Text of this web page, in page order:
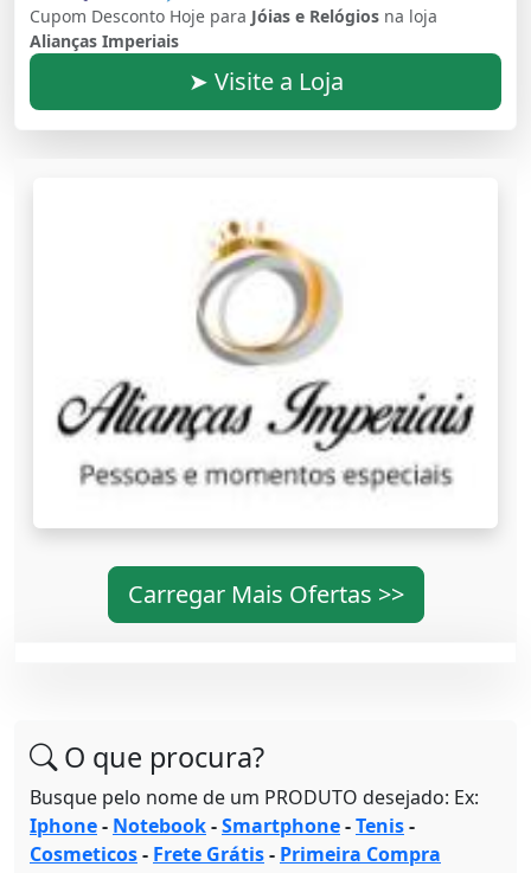
Cupom Desconto Hoje para Jóias e Relógios na loja
Alianças Imperiais
➤ Visite a Loja
Carregar Mais Ofertas >>
O que procura?
Busque pelo nome de um PRODUTO desejado: Ex:
Iphone- Notebook-Smartphone-Tenis-
Cosmeticos- Frete Grátis- Primeira Compra